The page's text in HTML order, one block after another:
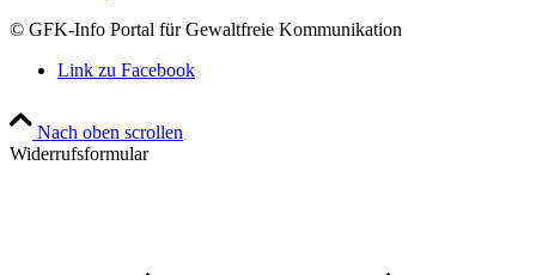
© GFK-Info Portal für Gewaltfreie Kommunikation
Link zu Facebook
Nach oben scrollen
Widerrufsformular